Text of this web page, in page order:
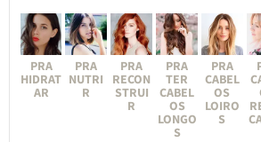
PRA
HIDRAT
AR
PRA
NUTRI
R
PRA
RECON
STRUI
R
PRA
TER
CABEL
OS
LONGO
S
PRA
CABEL
OS
LOIRO
S